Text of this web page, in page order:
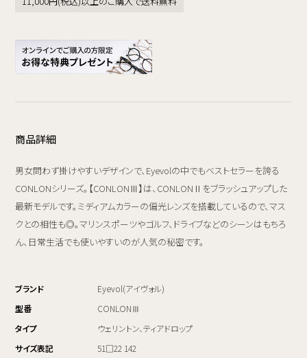
商品詳細
男女問わず掛けやすいデザインで、Eyevolの中でもベストセラーを誇る
CONLONシリーズ。【CONLONⅢ】は、CONLONⅡをブラッシュアップした
最新モデルです。ミディアムカラーの偏光レンズを搭載しているので、マス
クとの相性も◎。マリンスポーツやゴルフ、ドライブなどのシーンはもちろ
ん、日常生活でも使いやすいのが人気の秘密です。
ブランド
Eyevol(アイヴォル)
型番
CONLONⅢ
タイプ
ウェリントン、ティアドロップ
サイズ表記
51□22 142